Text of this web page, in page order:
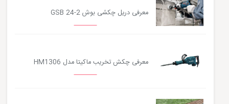
معرفی دریل چکشی بوش GSB 24-2
معرفی چکش تخریب ماکیتا مدل HM1306